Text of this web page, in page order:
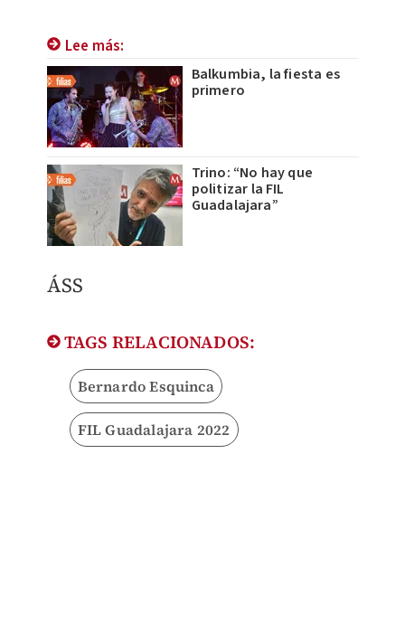
Lee más:
Balkumbia, la fiesta es
primero
Trino: “No hay que
politizar la FIL
Guadalajara”
ÁSS
TAGS RELACIONADOS:
Bernardo Esquinca
FIL Guadalajara 2022